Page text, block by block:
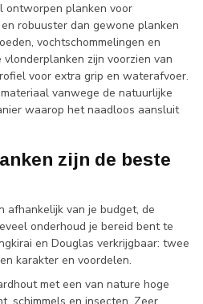
ontworpen planken voor
robuuster dan gewone planken
vochtschommelingen en
zijn voorzien van
voor extra grip en waterafvoer.
vanwege de natuurlijke
waarop het naadloos aansluit
zijn de beste
afhankelijk van je budget, de
onderhoud je bereid bent te
en Douglas verkrijgbaar: twee
karakter en voordelen.
met een van nature hoge